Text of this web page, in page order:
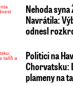
Nehoda
Navrátila:
odnesl
Politici na
Chorvatsku:
plameny na